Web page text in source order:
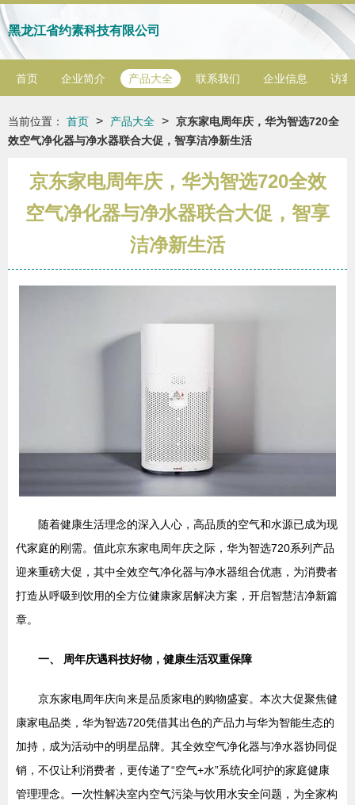
黑龙江省约素科技有限公司
首页 企业简介 产品大全 联系我们 企业信息 访客
当前位置： 首页 > 产品大全 > 京东家电周年庆，华为智选720全
效空气净化器与净水器联合大促，智享洁净新生活
京东家电周年庆，华为智选720全效
空气净化器与净水器联合大促，智享
洁净新生活
随着健康生活理念的深入人心，高品质的空气和水源已成为现
代家庭的刚需。值此京东家电周年庆之际，华为智选720系列产品
迎来重磅大促，其中全效空气净化器与净水器组合优惠，为消费者
打造从呼吸到饮用的全方位健康家居解决方案，开启智慧洁净新篇
章。
一、 周年庆遇科技好物，健康生活双重保障
京东家电周年庆向来是品质家电的购物盛宴。本次大促聚焦健
康家电品类，华为智选720凭借其出色的产品力与华为智能生态的
加持，成为活动中的明星品牌。其全效空气净化器与净水器协同促
销，不仅让利消费者，更传递了“空气+水”系统化呵护的家庭健康
管理理念。一次性解决室内空气污染与饮用水安全问题，为全家构